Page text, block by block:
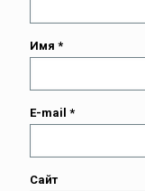
Имя *
E-mail *
Сайт